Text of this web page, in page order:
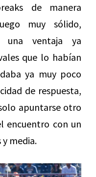
de manera
muy sólido,
una ventaja ya
que lo habían
ya muy poco
de respuesta,
apuntarse otro
encuentro con un
y media.